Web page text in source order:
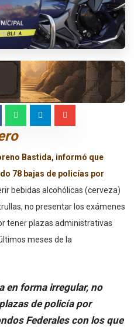
Bastida, informó que
78 bajas de policías por
bebidas alcohólicas (cerveza)
no presentar los exámenes
tener plazas administrativas
meses de la
en forma irregular, no
de policía por
Federales con los que